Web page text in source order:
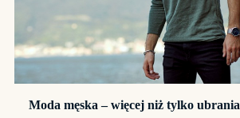
Moda męska – więcej niż tylko ubrania